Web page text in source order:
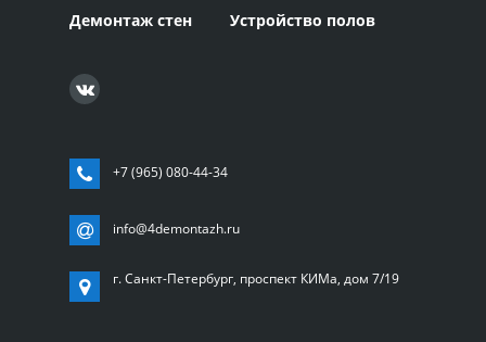
Демонтаж стен
Устройство полов
+7 (965) 080-44-34
info@4demontazh.ru
г. Санкт-Петербург, проспект КИМа, дом 7/19